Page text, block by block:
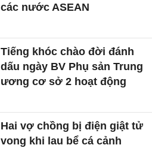
các nước ASEAN
Tiếng khóc chào đời đánh
dấu ngày BV Phụ sản Trung
ương cơ sở 2 hoạt động
Hai vợ chồng bị điện giật tử
vong khi lau bể cá cảnh